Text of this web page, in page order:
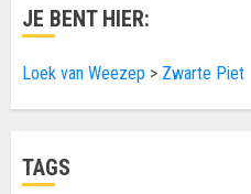
JE BENT HIER:
Loek van Weezep > Zwarte Piet
TAGS